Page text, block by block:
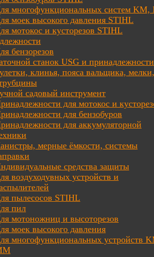
многофункциональных систем KM,
моек высокого давления STIHL
мотокос и кусторезов STIHL
бензорезов
станок USG и принадлежности
клинья, пояса вальщика, мелки,
садовый инструмент
для мотокос и
для бензобуров
для аккумуляторной
мерные ёмкости, системы
средства защиты
воздуходувных устройств и
пылесосов STIHL
пил
мотоножниц и высоторезов
моек высокого давления
многофункциональных устройств